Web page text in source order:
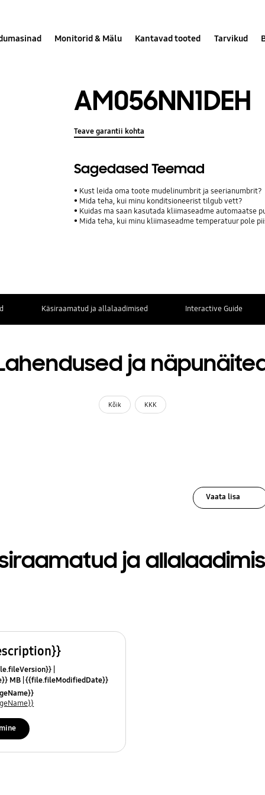
Monitorid & Mälu Kantavad tooted Tarvikud
AM056NN1DEH
Teave garantii kohta
Sagedased Teemad
Kust leida oma toote mudelinumbrit ja seerianumbrit?
Mida teha, kui minu konditsioneerist tilgub vett?
Kuidas ma saan kasutada kliimaseadme automaatse
Mida teha, kui minu kliimaseadme temperatuur pole
Käsiraamatud ja allalaadimised Interactive Guide
ja
Kõik KKK
Vaata lisa
ja
MB {{file.fileModifiedDate}}